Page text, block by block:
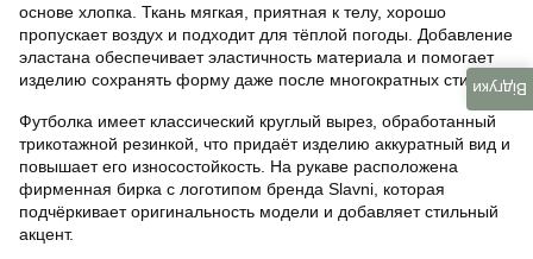
основе хлопка. Ткань мягкая, приятная к телу, хорошо
пропускает воздух и подходит для тёплой погоды. Добавление
эластана обеспечивает эластичность материала и помогает
изделию сохранять форму даже после многократных стирок.
Футболка имеет классический круглый вырез, обработанный
трикотажной резинкой, что придаёт изделию аккуратный вид и
повышает его износостойкость. На рукаве расположена
фирменная бирка с логотипом бренда Slavni, которая
подчёркивает оригинальность модели и добавляет стильный
акцент.
Відгуки